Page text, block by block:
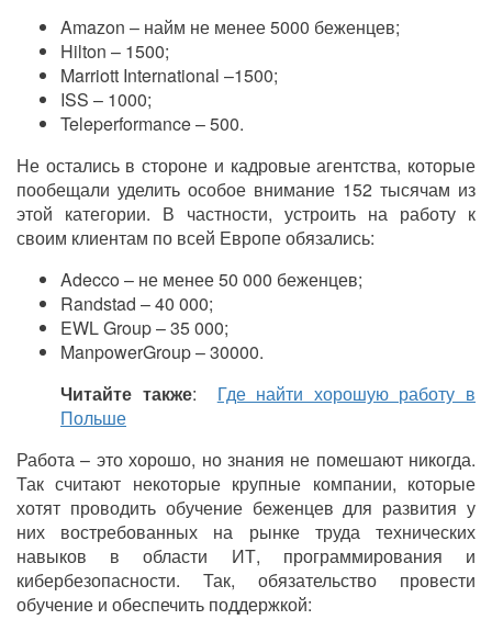
Amazon – найм не менее 5000 беженцев;
Hilton – 1500;
Marriott International –1500;
ISS – 1000;
Teleperformance – 500.
Не остались в стороне и кадровые агентства, которые
пообещали уделить особое внимание 152 тысячам из
этой категории. В частности, устроить на работу к
своим клиентам по всей Европе обязались:
Adecco – не менее 50 000 беженцев;
Randstad – 40 000;
EWL Group – 35 000;
ManpowerGroup – 30000.
Читайте также: Где найти хорошую работу в
Польше
Работа – это хорошо, но знания не помешают никогда.
Так считают некоторые крупные компании, которые
хотят проводить обучение беженцев для развития у
них востребованных на рынке труда технических
навыков в области ИТ, программирования и
кибербезопасности. Так, обязательство провести
обучение и обеспечить поддержкой: